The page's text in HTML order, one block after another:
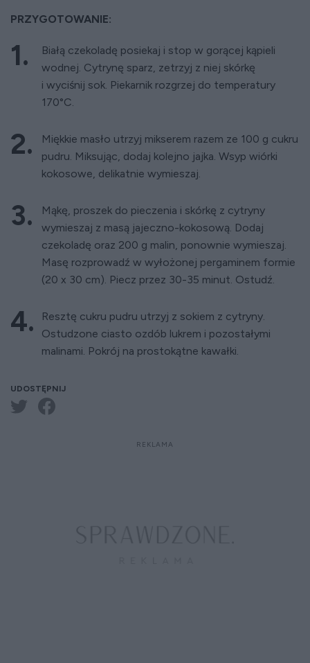
PRZYGOTOWANIE:
Białą czekoladę posiekaj i stop w gorącej kąpieli
wodnej. Cytrynę sparz, zetrzyj z niej skórkę
i wyciśnij sok. Piekarnik rozgrzej do temperatury
170°C.
Miękkie masło utrzyj mikserem razem ze 100 g cukru
pudru. Miksując, dodaj kolejno jajka. Wsyp wiórki
kokosowe, delikatnie wymieszaj.
Mąkę, proszek do pieczenia i skórkę z cytryny
wymieszaj z masą jajeczno-kokosową. Dodaj
czekoladę oraz 200 g malin, ponownie wymieszaj.
Masę rozprowadź w wyłożonej pergaminem formie
(20 x 30 cm). Piecz przez 30-35 minut. Ostudź.
Resztę cukru pudru utrzyj z sokiem z cytryny.
Ostudzone ciasto ozdób lukrem i pozostałymi
malinami. Pokrój na prostokątne kawałki.
UDOSTĘPNIJ